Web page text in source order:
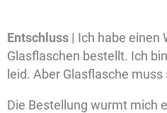
Entschluss | Ich habe einen
Glasflaschen bestellt. Ich
leid. Aber Glasflasche muss
Die Bestellung wurmt mich